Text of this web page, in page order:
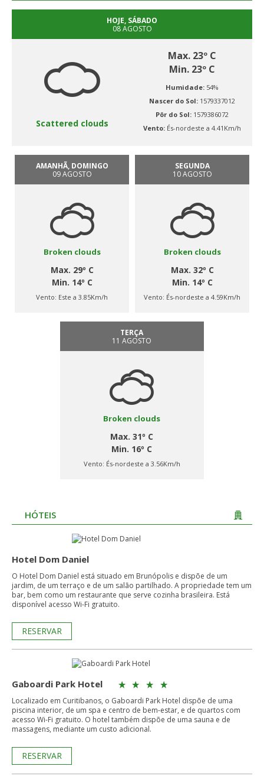
HOJE, SÁBADO
08 AGOSTO
Scattered clouds
Max. 23º C
Min. 23º C
Humidade: 54%
Nascer do Sol: 1579337012
Pôr do Sol: 1579386072
Vento: És-nordeste a 4.41Km/h
AMANHÃ, DOMINGO
09 AGOSTO
Broken clouds
Max. 29º C
Min. 14º C
Vento: Este a 3.85Km/h
SEGUNDA
10 AGOSTO
Broken clouds
Max. 32º C
Min. 14º C
Vento: És-nordeste a 4.59Km/h
TERÇA
11 AGOSTO
Broken clouds
Max. 31º C
Min. 16º C
Vento: És-nordeste a 3.56Km/h
HÓTEIS
Hotel Dom Daniel
O Hotel Dom Daniel está situado em Brunópolis e dispõe de um
jardim, de um terraço e de um salão partilhado. A propriedade tem um
bar, bem como um restaurante que serve cozinha brasileira. Está
disponível acesso Wi-Fi gratuito.
RESERVAR
Gaboardi Park Hotel
Localizado em Curitibanos, o Gaboardi Park Hotel dispõe de uma
piscina interior, de um spa e centro de bem-estar, e de quartos com
acesso Wi-Fi gratuito. O hotel também dispõe de uma sauna e de
massagens, mediante um custo adicional.
RESERVAR